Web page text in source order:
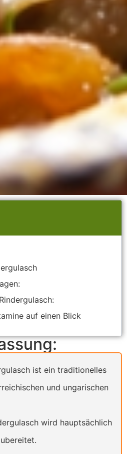
auf einen Blick
ist ein traditionelles
und ungarischen
wird hauptsächlich